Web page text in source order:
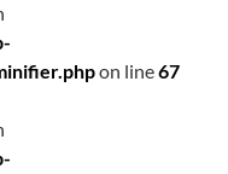
on line67